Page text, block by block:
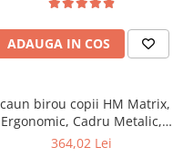
brate, 90 Kg, Roz
ADAUGA IN COS
birou copii HM Matrix,
Ergonomic, Cadru Metalic,
Piele ecologica, Inaltime
364,02 Lei